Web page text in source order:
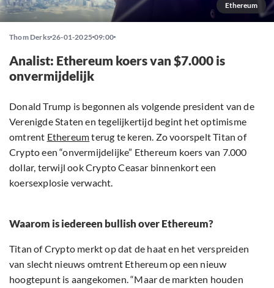
Ethereum
Thom Derks 26-01-2025 09:00
Analist: Ethereum koers van $7.000 is
onvermijdelijk
Donald Trump is begonnen als volgende president van de
Verenigde Staten en tegelijkertijd begint het optimisme
omtrent Ethereumterug te keren. Zo voorspelt Titan of
Crypto een “onvermijdelijke” Ethereum koers van 7.000
dollar, terwijl ook Crypto Ceasar binnenkort een
koersexplosie verwacht.
Waarom is iedereen bullish over Ethereum?
Titan of Crypto merkt op dat de haat en het verspreiden
van slecht nieuws omtrent Ethereum op een nieuw
hoogtepunt is aangekomen. “Maar de markten houden